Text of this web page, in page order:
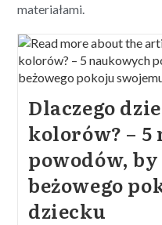
materiałami.
Dlaczego
kolorów? – 5
powodów,
beżowego
dziecku